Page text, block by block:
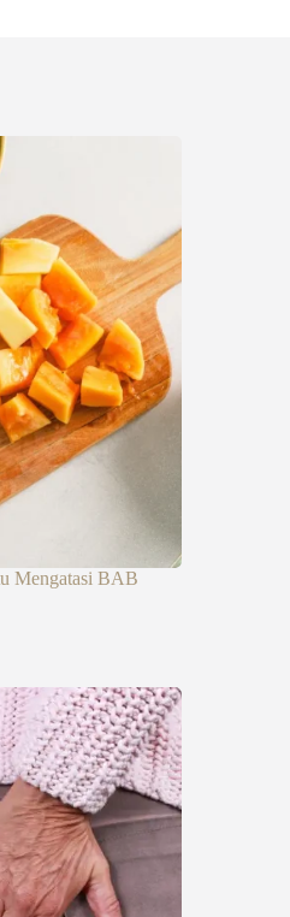
Mengatasi BAB